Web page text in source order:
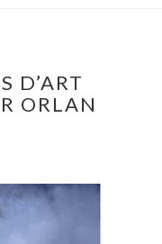
D’ART
ORLAN